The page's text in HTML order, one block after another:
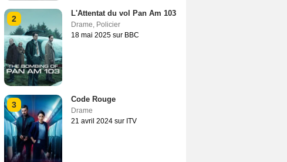
2
L'Attentat du vol Pan Am 103
Drame, Policier
18 mai 2025 sur BBC
3
Code Rouge
Drame
21 avril 2024 sur ITV